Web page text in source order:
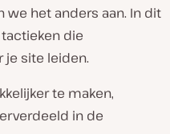
we het anders aan. In dit
die
je site leiden.
te maken,
in de